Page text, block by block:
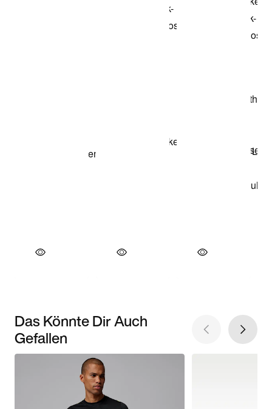
Das Könnte Dir Auch
Gefallen